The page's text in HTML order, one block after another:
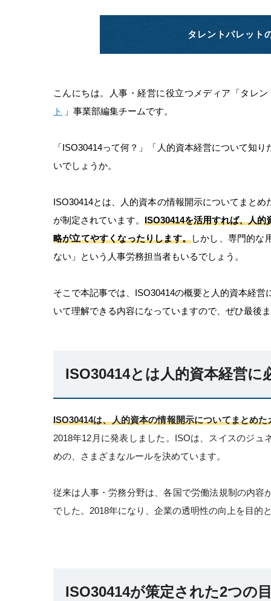
タレントパレット
こんにちは。人事・経営に役立つメディア「タレ
ト
」事業部編集チームです。
「ISO30414って何？」「人的資本経営について知
いでしょうか。
ISO30414とは、人的資本の情報開示についてまと
が制定されています。 ISO30414を活用すれば、人
略が立てやすくなったりします。しかし、専門的な
ない」という人事労務担当者もいるでしょう。
そこで本記事では、ISO30414の概要と人的資本経
いて理解できる内容になっていますので、ぜひ最後
ISO30414とは人的資本経営に
ISO30414は、人的資本の情報開示についてまとめ
2018年12月に発表しました。ISOは、スイスのジ
めの、さまざまなルールを決めています。
従来は人事・労務分野は、各国で労働法規制の内
でした。2018年になり、企業の透明性の向上を目的
ISO30414が策定された2つの